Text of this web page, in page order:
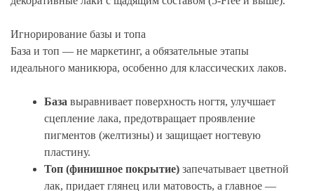
Игнорирование базы и топа
База и топ — не маркетинг, а обязательные этапы
идеального маникюра, особенно для классических лаков.
База выравнивает поверхность ногтя, улучшает
сцепление лака, предотвращает проявление
пигментов (желтизны) и защищает ногтевую
пластину.
Топ (финишное покрытие) запечатывает цветной
лак, придает глянец или матовость, а главное —